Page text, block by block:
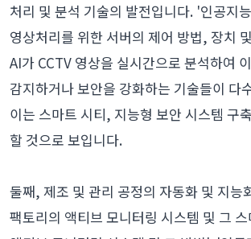
처리 및 분석 기술의 발전입니다. '인공지
영상처리를 위한 서버의 제어 방법, 장치
AI가 CCTV 영상을 실시간으로 분석하여
감지하거나 보안을 강화하는 기술들이 다
이는 스마트 시티, 지능형 보안 시스템 구
할 것으로 보입니다.
둘째, 제조 및 관리 공정의 자동화 및 지능
팩토리의 액티브 모니터링 시스템 및 그